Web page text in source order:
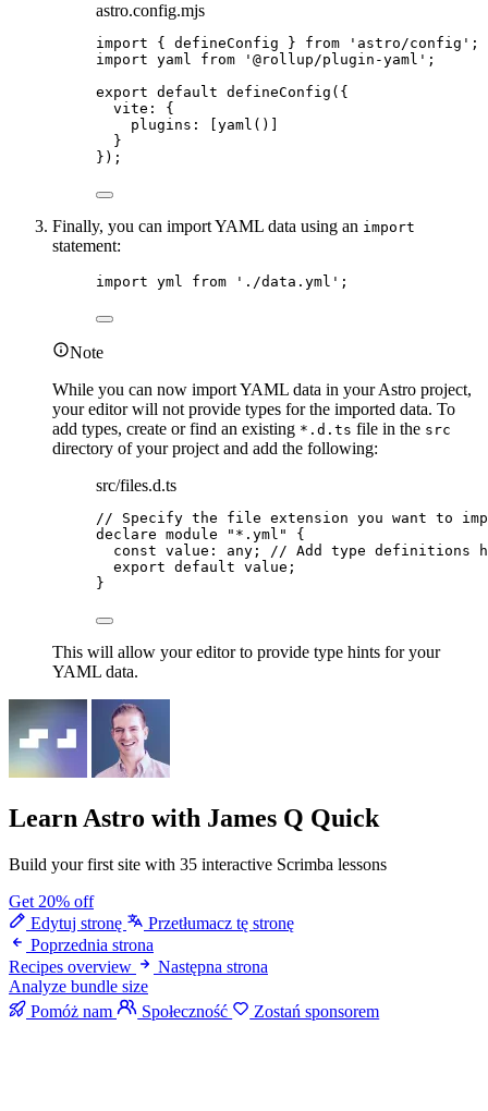
astro.config.mjs
import { defineConfig } from ' astro/config ' ;
import yaml from ' @rollup/plugin-yaml ' ;
export default defineConfig ({
vite: {
plugins: [ yaml ()]
}
});
Finally, you can import YAML data using an import
statement:
import yml from ' ./data.yml ' ;
Note
While you can now import YAML data in your Astro project,
your editor will not provide types for the imported data. To
add types, create or find an existing *.d.ts file in the src
directory of your project and add the following:
src/files.d.ts
// Specify the file extension you want to
declare module " *.yml "
{
const value : any ; // Add type definitions
export default value;
}
This will allow your editor to provide type hints for your
YAML data.
Learn Astro with James Q Quick
Build your first site with 35 interactive Scrimba lessons
Get 20% off
Edytuj stronę
Przetłumacz tę stronę
Poprzednia strona
Recipes overview
Następna strona
Analyze bundle size
Pomóż nam
Społeczność Zostań sponsorem